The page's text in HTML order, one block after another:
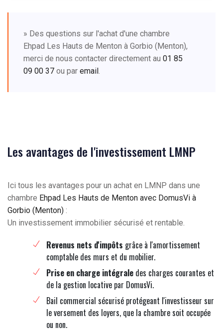
» Des questions sur l'achat d'une chambre
Ehpad Les Hauts de Menton à Gorbio (Menton),
merci de nous contacter directement au 01 85
09 00 37 ou par email.
Les avantages de l'investissement LMNP
Ici tous les avantages pour un achat en LMNP dans une
chambre Ehpad Les Hauts de Menton avec DomusVi à
Gorbio (Menton) :
Un investissement immobilier sécurisé et rentable.
Revenus nets d'impôts grâce à l'amortissement
comptable des murs et du mobilier.
Prise en charge intégrale des charges courantes et
de la gestion locative par DomusVi.
Bail commercial sécurisé protégeant l'investisseur sur
le versement des loyers, que la chambre soit occupée
ou non.